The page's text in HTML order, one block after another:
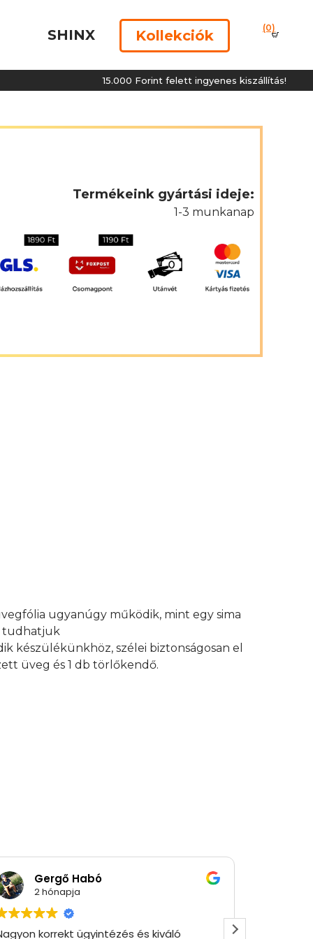
SHINX Kollekciók (0)
15.000 Forint felett ingyenes kiszállítás!
Termékeink gyártási ideje:
1-3 munkanap
ugyanúgy működik, mint egy sima
tudhatjuk
készülékünkhöz, szélei biztonságosan el
üveg és 1 db törlőkendő.
Gergő Habó
2 hónapja
korrekt ügyintézés és kiváló